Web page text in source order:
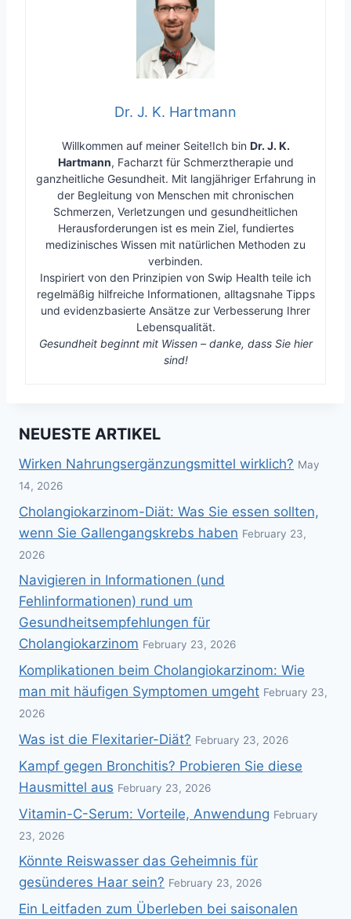
Dr. J. K. Hartmann
Willkommen auf meiner Seite!Ich bin Dr. J. K.
Hartmann, Facharzt für Schmerztherapie und
ganzheitliche Gesundheit. Mit langjähriger Erfahrung in
der Begleitung von Menschen mit chronischen
Schmerzen, Verletzungen und gesundheitlichen
Herausforderungen ist es mein Ziel, fundiertes
medizinisches Wissen mit natürlichen Methoden zu
verbinden.
Inspiriert von den Prinzipien von Swip Health teile ich
regelmäßig hilfreiche Informationen, alltagsnahe Tipps
und evidenzbasierte Ansätze zur Verbesserung Ihrer
Lebensqualität.
Gesundheit beginnt mit Wissen – danke, dass Sie hier
sind!
NEUESTE ARTIKEL
Wirken Nahrungsergänzungsmittel wirklich? May
14, 2026
Cholangiokarzinom-Diät: Was Sie essen sollten,
wenn Sie Gallengangskrebs haben February 23,
2026
Navigieren in Informationen (und
Fehlinformationen) rund um
Gesundheitsempfehlungen für
Cholangiokarzinom February 23, 2026
Komplikationen beim Cholangiokarzinom: Wie
man mit häufigen Symptomen umgeht February 23,
2026
Was ist die Flexitarier-Diät? February 23, 2026
Kampf gegen Bronchitis? Probieren Sie diese
Hausmittel aus February 23, 2026
Vitamin-C-Serum: Vorteile, Anwendung February
23, 2026
Könnte Reiswasser das Geheimnis für
gesünderes Haar sein? February 23, 2026
Ein Leitfaden zum Überleben bei saisonalen